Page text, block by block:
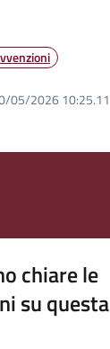
05/2026 10:25.11
chiare le
su questa